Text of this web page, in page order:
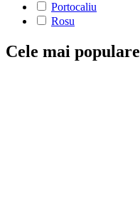
Portocaliu
Rosu
Cele mai populare